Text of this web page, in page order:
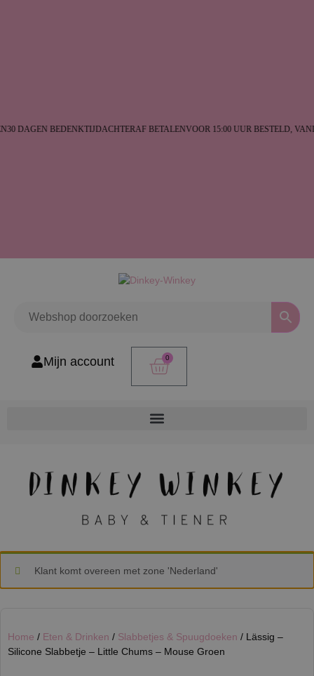
DAGEN BEDENKTIJDACHTERAF BETALENVOOR 15:00 UUR BESTELD,
Mijn account 0
Klant komt overeen met zone 'Nederland'
Home / Eten & Drinken / Slabbetjes & Spuugdoeken / Lässig –
Silicone Slabbetje – Little Chums – Mouse Groen